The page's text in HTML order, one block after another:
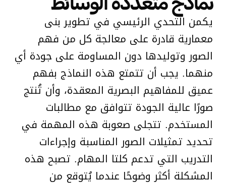
يكمن التحدي الرئيسي في تطوير بنى
معمارية قادرة على معالجة كل من فهم
الصور وتوليدها دون المساومة على جودة أي
منهما. يجب أن تتمتع هذه النماذج بفهم
عميق للمفاهيم البصرية المعقدة، وأن تُنتج
صورًا عالية الجودة تتوافق مع مطالبات
المستخدم. تتجلى صعوبة هذه المهمة في
تحديد تمثيلات الصور المناسبة وإجراءات
التدريب التي تدعم كلتا المهام. تصبح هذه
المشكلة أكثر وضوحًا عندما يُتوقع من